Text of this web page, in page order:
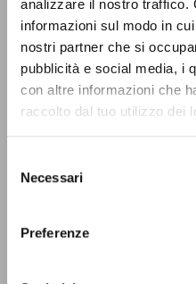
analizzare il nostro traffico.
informazioni sul modo in
nostri partner che si
pubblicità e social media, i
con altre informazioni che
raccolto dal tuo utilizzo dei
delNecessari
Preferenze
Giussani Luigi Autore
Fraternità di Comunione e
Polacco
clonline.org
2025
16/04/2026
0